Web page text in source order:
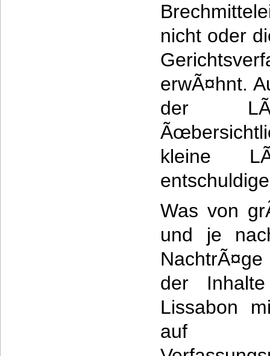
nicht oder
erwÃ¤hnt.
der
kleine
Was von
und je
der
Lissabon
auf